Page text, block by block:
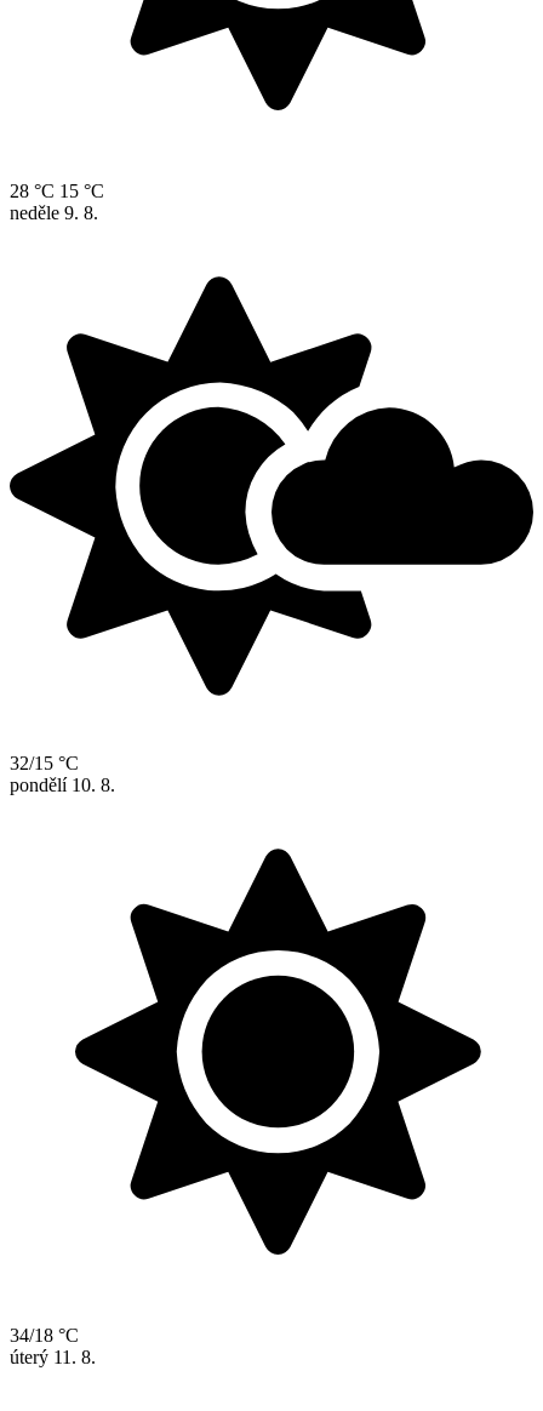
28 °C 15 °C
neděle 9. 8.
32/15 °C
pondělí 10. 8.
34/18 °C
úterý 11. 8.